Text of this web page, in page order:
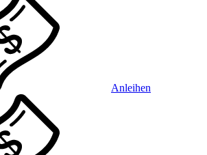
Anleihen